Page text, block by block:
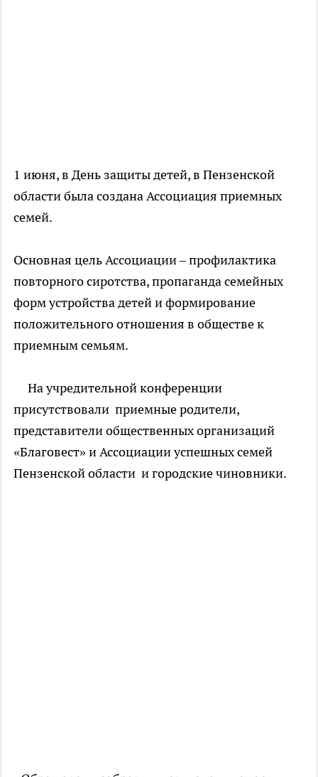
1 июня, в День защиты детей, в Пензенской
области была создана Ассоциация приемных
семей.
Основная цель Ассоциации – профилактика
повторного сиротства, пропаганда семейных
форм устройства детей и формирование
положительного отношения в обществе к
приемным семьям.
На учредительной конференции
присутствовали приемные родители,
представители общественных организаций
«Благовест» и Ассоциации успешных семей
Пензенской области и городские чиновники.